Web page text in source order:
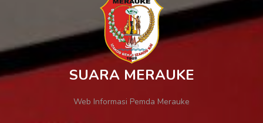
SUARA MERAUKE
Web Informasi Pemda Merauke